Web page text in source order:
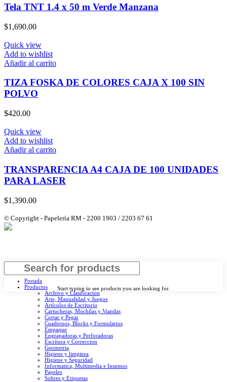
Tela TNT 1.4 x 50 m Verde Manzana
$1,690.00
Quick view
Add to wishlist
Añadir al carrito
TIZA FOSKA DE COLORES CAJA X 100 SIN
POLVO
$420.00
Quick view
Add to wishlist
Añadir al carrito
TRANSPARENCIA A4 CAJA DE 100 UNIDADES
PARA LASER
$1,390.00
© Copyright - Papelería RM - 2200 1903 / 2203 67 61
Start typing to see products you are looking for.
Search
Portada
Productos
Archivo y Clasificacion
Arte, Manualidad y Juegos
Artículos de Escritorio
Cartucheras, Mochilas y Viandas
Cortar y Pegar
Cuadernos, Blocks y Formularios
Empaque
Engrapadoras y Perforadoras
Escritura y Correccion
Geometria
Higiene y limpieza
Higiene y Seguridad
Informatica, Multimedia e Insumos
Papeles
Sobres y Etiquetas